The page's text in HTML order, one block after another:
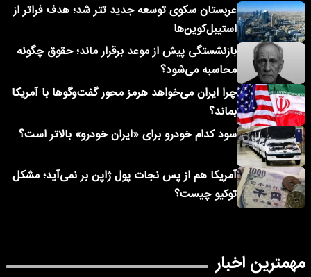
عربستان سکوی توسعه جدید تتر شد؛ هدف فراتر از
استیبل‌کوین‌ها
بازنشستگی پیش از موعد برقرار ماند؛ حقوق چگونه
محاسبه می‌شود؟
چرا ایران می‌خواهد هرمز محور گفت‌وگوها با آمریکا
بماند؟
سود کدام خودرو برای «ایران خودرو» بالاتر است؟
آمریکا هم از پس نجات پول ژاپن بر نمی‌آید؛ مشکل
توکیو چیست؟
مهمترین اخبار